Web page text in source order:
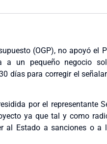
(OGP), no apoyó el
un pequeño negocio
días para corregir el
por el representante
ya que tal y como
al Estado a sanciones o a